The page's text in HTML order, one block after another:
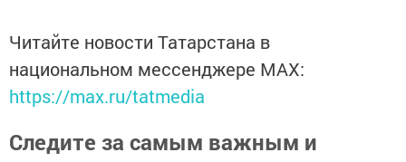
Читайте новости Татарстана в
национальном мессенджере MАХ:
https://max.ru/tatmedia
Следите за самым важным и